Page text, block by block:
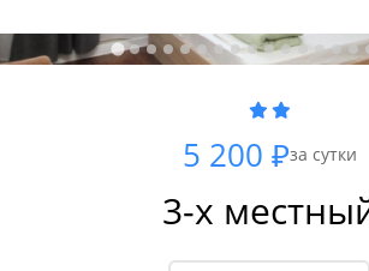
5 200 ₽за сутки
3-х